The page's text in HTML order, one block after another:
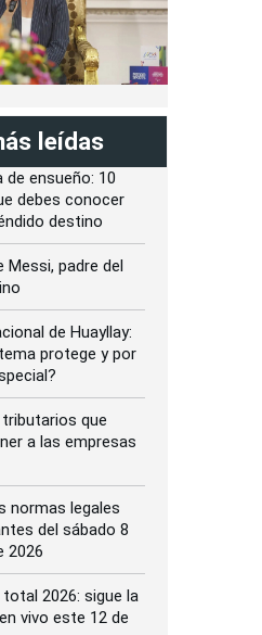
leídas
de ensueño: 10
debes conocer
destino
Messi, padre del
de Huayllay:
protege y por
que
a las empresas
normas legales
del sábado 8
2026
2026: sigue la
vivo este 12 de